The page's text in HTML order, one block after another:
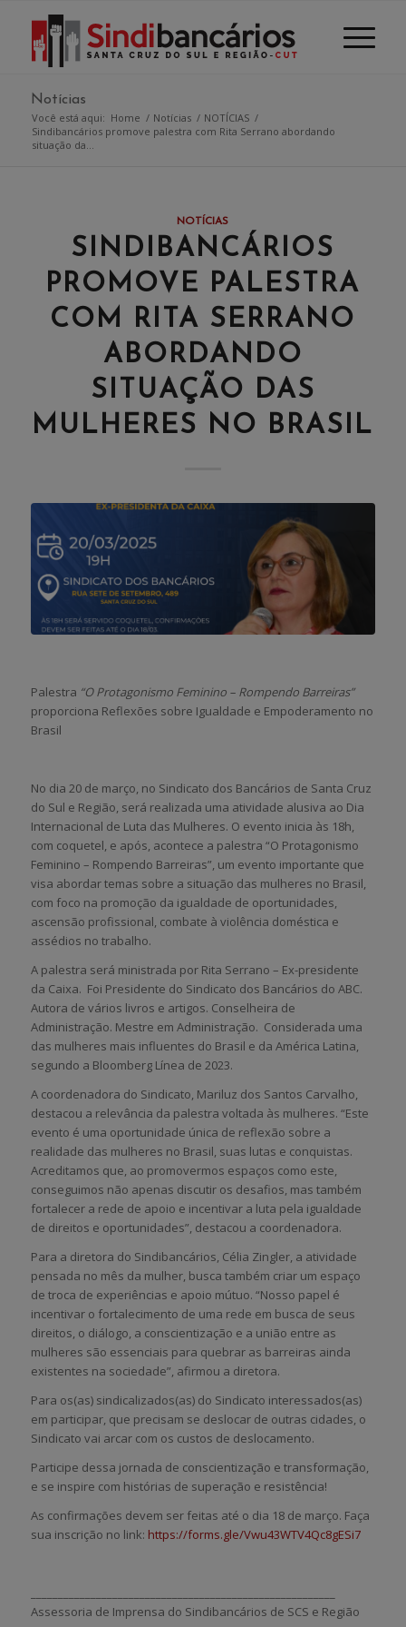
Notícias
Você está aqui: Home / Notícias / NOTÍCIAS /
Sindibancários promove palestra com Rita Serrano abordando
situação da...
NOTÍCIAS
SINDIBANCÁRIOS
PROMOVE PALESTRA
COM RITA SERRANO
ABORDANDO
SITUAÇÃO DAS
MULHERES NO BRASIL
Palestra “O Protagonismo Feminino – Rompendo Barreiras”
proporciona Reflexões sobre Igualdade e Empoderamento no
Brasil
No dia 20 de março, no Sindicato dos Bancários de Santa Cruz
do Sul e Região, será realizada uma atividade alusiva ao Dia
Internacional de Luta das Mulheres. O evento inicia às 18h,
com coquetel, e após, acontece a palestra “O Protagonismo
Feminino – Rompendo Barreiras”, um evento importante que
visa abordar temas sobre a situação das mulheres no Brasil,
com foco na promoção da igualdade de oportunidades,
ascensão profissional, combate à violência doméstica e
assédios no trabalho.
A palestra será ministrada por Rita Serrano – Ex-presidente
da Caixa. Foi Presidente do Sindicato dos Bancários do ABC.
Autora de vários livros e artigos. Conselheira de
Administração. Mestre em Administração. Considerada uma
das mulheres mais influentes do Brasil e da América Latina,
segundo a Bloomberg Línea de 2023.
A coordenadora do Sindicato, Mariluz dos Santos Carvalho,
destacou a relevância da palestra voltada às mulheres. “Este
evento é uma oportunidade única de reflexão sobre a
realidade das mulheres no Brasil, suas lutas e conquistas.
Acreditamos que, ao promovermos espaços como este,
conseguimos não apenas discutir os desafios, mas também
fortalecer a rede de apoio e incentivar a luta pela igualdade
de direitos e oportunidades”, destacou a coordenadora.
Para a diretora do Sindibancários, Célia Zingler, a atividade
pensada no mês da mulher, busca também criar um espaço
de troca de experiências e apoio mútuo. “Nosso papel é
incentivar o fortalecimento de uma rede em busca de seus
direitos, o diálogo, a conscientização e a união entre as
mulheres são essenciais para quebrar as barreiras ainda
existentes na sociedade”, afirmou a diretora.
Para os(as) sindicalizados(as) do Sindicato interessados(as)
em participar, que precisam se deslocar de outras cidades, o
Sindicato vai arcar com os custos de deslocamento.
Participe dessa jornada de conscientização e transformação,
e se inspire com histórias de superação e resistência!
As confirmações devem ser feitas até o dia 18 de março. Faça
sua inscrição no link: https://forms.gle/Vwu43WTV4Qc8gESi7
Assessoria de Imprensa do Sindibancários de SCS e Região